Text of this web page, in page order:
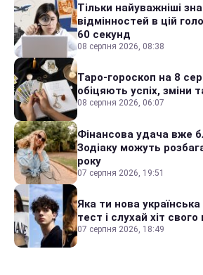
Тільки найуважніші
відмінностей в цій
60 секунд
08 серпня 2026, 08:38
Таро-гороскоп на 8
обіцяють успіх, зміни
08 серпня 2026, 06:07
Фінансова удача вже
Зодіаку можуть
року
07 серпня 2026, 19:51
Яка ти нова
тест і слухай хіт
07 серпня 2026, 18:49